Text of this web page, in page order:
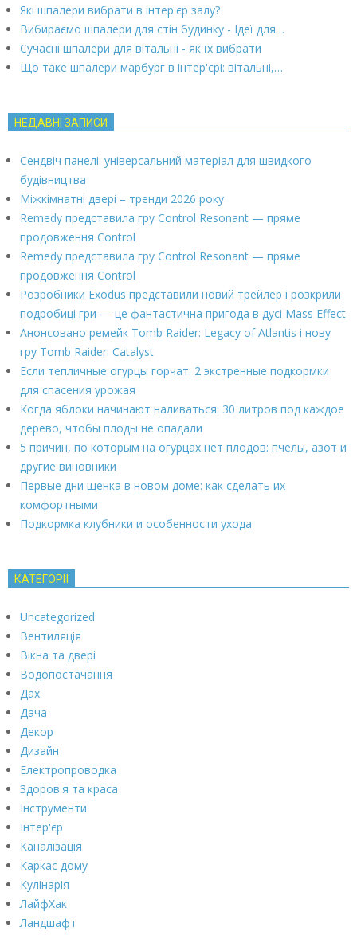
Які шпалери вибрати в інтер'єр залу?
Вибираємо шпалери для стін будинку - Ідеї для…
Сучасні шпалери для вітальні - як їх вибрати
Що таке шпалери марбург в інтер'єрі: вітальні,…
НЕДАВНІ ЗАПИСИ
Сендвіч панелі: універсальний матеріал для швидкого
будівництва
Міжкімнатні двері – тренди 2026 року
Remedy представила гру Control Resonant — пряме
продовження Control
Remedy представила гру Control Resonant — пряме
продовження Control
Розробники Exodus представили новий трейлер і розкрили
подробиці гри — це фантастична пригода в дусі Mass Effect
Анонсовано ремейк Tomb Raider: Legacy of Atlantis і нову
гру Tomb Raider: Catalyst
Если тепличные огурцы горчат: 2 экстренные подкормки
для спасения урожая
Когда яблоки начинают наливаться: 30 литров под каждое
дерево, чтобы плоды не опадали
5 причин, по которым на огурцах нет плодов: пчелы, азот и
другие виновники
Первые дни щенка в новом доме: как сделать их
комфортными
Подкормка клубники и особенности ухода
КАТЕГОРІЇ
Uncategorized
Вентиляція
Вікна та двері
Водопостачання
Дах
Дача
Декор
Дизайн
Електропроводка
Здоров'я та краса
Інструменти
Інтер'єр
Каналізація
Каркас дому
Кулінарія
ЛайфХак
Ландшафт